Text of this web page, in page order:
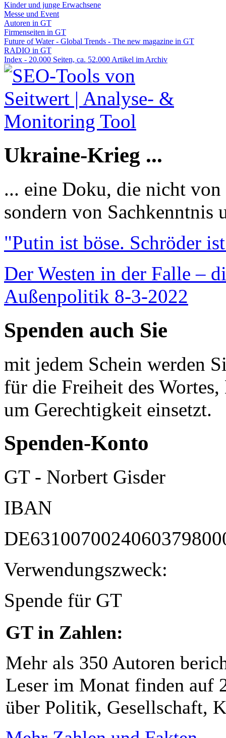
Kinder und junge Erwachsene
Messe und Event
Autoren in GT
Firmenseiten in GT
Future of Water - Global Trends - The new magazine in GT
RADIO in GT
Index - 20.000 Seiten, ca. 52.000 Artikel im Archiv
Ukraine-Krieg ...
... eine Doku, die nicht
sondern von Sachkenntnis
"Putin ist böse. Schröder
Der Westen in der Falle –
Außenpolitik 8-3-2022
Spenden auch Sie
mit jedem Schein werden
für die Freiheit des
um Gerechtigkeit einsetzt.
Spenden-Konto
GT - Norbert Gisder
IBAN
Verwendungszweck:
Spende für GT
GT in Zahlen:
Mehr als 350 Autoren
Leser im Monat finden auf
über Politik, Gesellschaft,